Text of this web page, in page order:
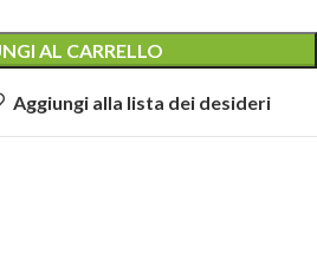
AL CARRELLO
Aggiungi alla lista dei desideri